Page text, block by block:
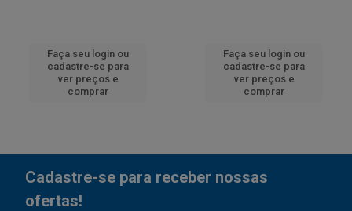
Faça seu login ou
cadastre-se para
ver preços e
comprar
Faça seu login ou
cadastre-se para
ver preços e
comprar
Cadastre-se para receber nossas
ofertas!